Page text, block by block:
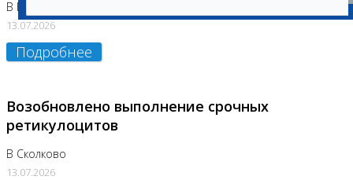
В Бутово
13.07.2026
Подробнее
Возобновлено выполнение срочных
ретикулоцитов
В Сколково
13.07.2026